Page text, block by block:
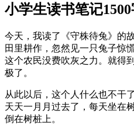
小学生读书笔记
今天，我读了《守株待兔》的
田里耕作，忽然见一只兔子惊
这个农民没费吹灰之力。就得
极了。
从此以后，这个人什么也不干
天天一月月过去了，每天坐在
倒在树桩上。